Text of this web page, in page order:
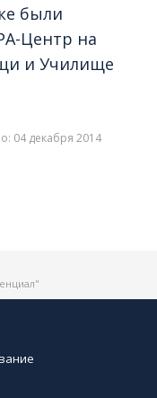
были
Центр на
и Училище
04 декабря 2014